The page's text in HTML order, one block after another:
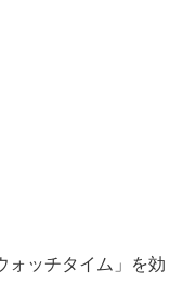
ォッチタイム」を効